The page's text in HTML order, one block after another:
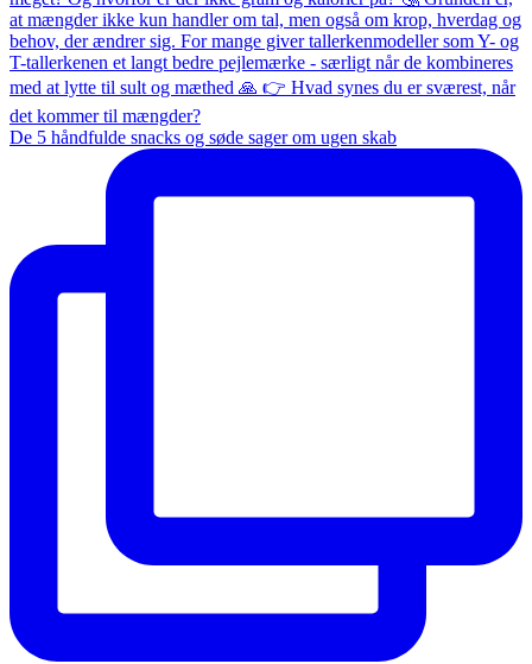
De 5 håndfulde snacks og søde sager om ugen skab